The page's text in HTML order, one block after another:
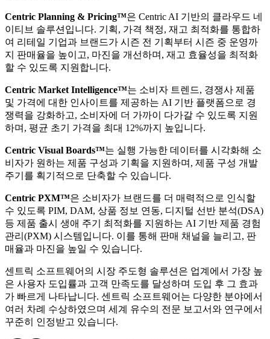
Centric Planning & Pricing™은 Centric AI 기반의 클라우드 네
이티브 솔루션입니다. 기획, 가격 책정, 재고 최적화를 통합하
여 리테일 기업과 브랜드가 시즌 전 기획부터 시즌 중 운영까
지 판매율을 높이고, 마진을 개선하며, 재고 효율성을 최적화
할 수 있도록 지원합니다.
Centric Market Intelligence™는 소비자 트렌드, 경쟁사 제품
및 가격에 대한 인사이트를 제공하는 AI 기반 플랫폼으로 경
쟁력을 강화하고, 소비자에 더 가까이 다가갈 수 있도록 지원
하며, 평균 초기 가격을 최대 12%까지 높입니다.
Centric Visual Boards™는 실행 가능한 데이터를 시각화해 소
비자가 원하는 제품 구성과 기획을 지원하며, 제품 구성 개발
주기를 획기적으로 단축할 수 있습니다.
Centric PXM™은 소비자가 브랜드를 더 매력적으로 인식할
수 있도록 PIM, DAM, 상품 정보 연동, 디지털 선반 분석(DSA)
등 제품 출시 생애 주기 최적화를 지원하는 AI 기반 제품 경험
관리(PXM) 시스템입니다. 이를 통해 판매 채널을 늘리고, 판
매율과 마진을 높일 수 있습니다.
센트릭 소프트웨어의 시장 주도형 솔루션은 업계에서 가장 높
은 사용자 도입률과 고객 만족도를 달성하며 도입 후 그 효과
가 빠르게 나타납니다. 센트릭 소프트웨어는 다양한 분야에서
여러 차례 수상하였으며 세계 유수의 전문 보고서와 연구에서
꾸준히 인정받고 있습니다.